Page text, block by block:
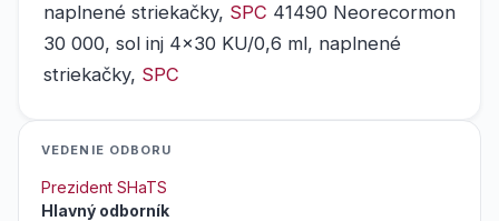
naplnené striekačky, SPC 41490 Neorecormon
30 000, sol inj 4x30 KU/0,6 ml, naplnené
striekačky, SPC
VEDENIE ODBORU
Prezident SHaTS
Hlavný odborník